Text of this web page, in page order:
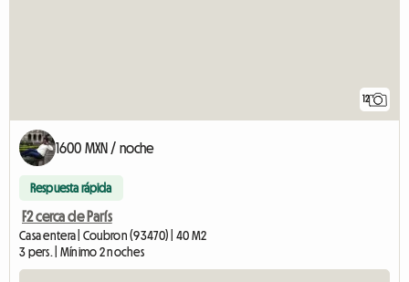
12
1600 MXN / noche
Respuesta rápida
F2 cerca de París
Casa entera | Coubron (93470) | 40 M2
3 pers. | Mínimo 2 noches